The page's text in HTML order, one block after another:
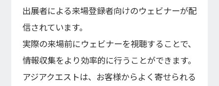
出展者による来場登録者向けのウェビナーが配
信されています。
実際の来場前にウェビナーを視聴することで、
情報収集をより効率的に行うことができます。
アジアクエストは、お客様からよく寄せられる